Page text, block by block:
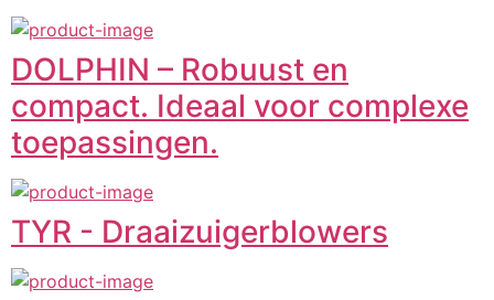
DOLPHIN – Robuust en
compact. Ideaal voor complexe
toepassingen.
TYR - Draaizuigerblowers